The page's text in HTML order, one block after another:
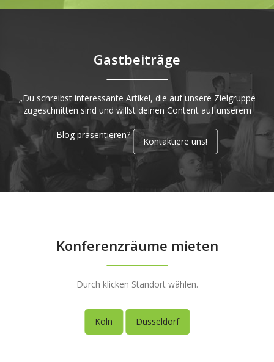
Gastbeiträge
„Du schreibst interessante Artikel, die auf unsere Zielgruppe
zugeschnitten sind und willst deinen Content auf unserem
Blog präsentieren?
Kontaktiere uns!
Konferenzräume mieten
Durch klicken Standort wählen.
Köln Düsseldorf